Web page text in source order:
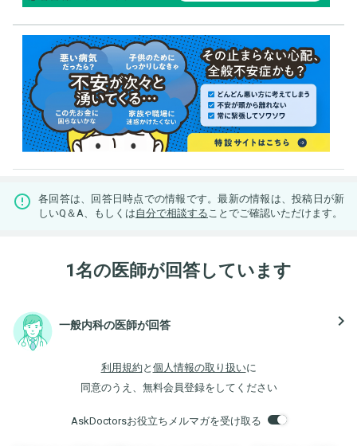
各回答は、回答日時点での情報です。最新の情報は、投稿日が新
しいQ＆A、もしくは自分で相談する ことでご確認いただけます。
1名の医師が回答しています
一般内科の医師が回答 navigate_next
利用規約 と 個人情報の取り扱いに
同意のうえ、無料会員登録をしてください
AskDoctorsお役立ちメルマガを受け取る